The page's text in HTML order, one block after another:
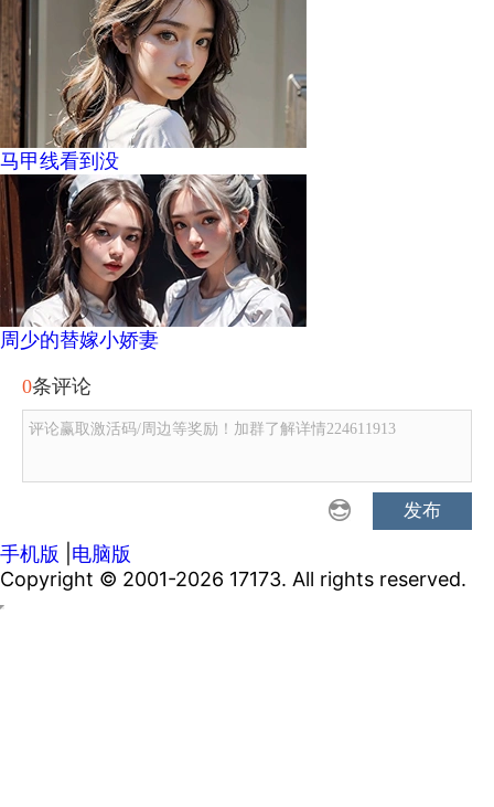
马甲线看到没
周少的替嫁小娇妻
0条评论
评论赢取激活码/周边等奖励！加群了解详情224611913
发布
手机版
电脑版
Copyright © 2001-2026 17173. All rights reserved.